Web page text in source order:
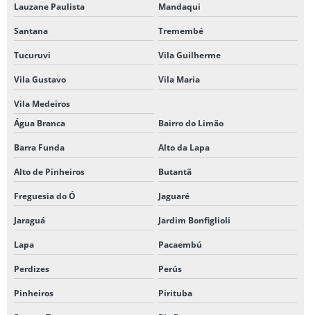
GRAFICA PLOTAGEM SP
GRAFICA QUE FAZ APOSTILA
GRAFICA QUE FAZ BANNER
GRAFICA QUE FAZ FAIXA
GRAFICA QUE FAZ RECEITUÁRIO
GRAFICA RAPIDA DE CARIMBOS
GRAFICA RAPIDA EM MOEMA SP
GRAVAÇÃO EM ACRÍLICO
Lauzane Paulista Mandaqui
Santana Tremembé
Tucuruvi Vila Guilherme
Vila Gustavo Vila Maria
Vila Medeiros
Água Branca
Bairro do Limão
Barra Funda Alto da Lapa
Alto de Pinheiros Butantã
Freguesia do Ó Jaguaré
Jaraguá Jardim Bonfiglioli
Lapa Pacaembú
Perdizes Perús
Pinheiros Pirituba